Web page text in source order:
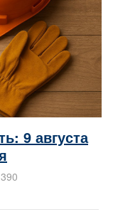
9 августа
390